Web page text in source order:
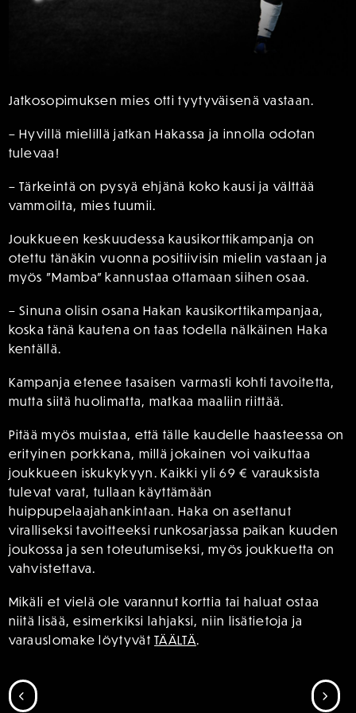
Jatkosopimuksen mies otti tyytyväisenä vastaan.
– Hyvillä mielillä jatkan Hakassa ja innolla odotan
tulevaa!
– Tärkeintä on pysyä ehjänä koko kausi ja välttää
vammoilta, mies tuumii.
Joukkueen keskuudessa kausikorttikampanja on
otettu tänäkin vuonna positiivisin mielin vastaan ja
myös ”Mamba” kannustaa ottamaan siihen osaa.
– Sinuna olisin osana Hakan kausikorttikampanjaa,
koska tänä kautena on taas todella nälkäinen Haka
kentällä.
Kampanja etenee tasaisen varmasti kohti tavoitetta,
mutta siitä huolimatta, matkaa maaliin riittää.
Pitää myös muistaa, että tälle kaudelle haasteessa on
erityinen porkkana, millä jokainen voi vaikuttaa
joukkueen iskukykyyn. Kaikki yli 69 € varauksista
tulevat varat, tullaan käyttämään
huippupelaajahankintaan. Haka on asettanut
viralliseksi tavoitteeksi runkosarjassa paikan kuuden
joukossa ja sen toteutumiseksi, myös joukkuetta on
vahvistettava.
Mikäli et vielä ole varannut korttia tai haluat ostaa
niitä lisää, esimerkiksi lahjaksi, niin lisätietoja ja
varauslomake löytyvätTÄÄLTÄ.
SIIRRY EDELLISEEN